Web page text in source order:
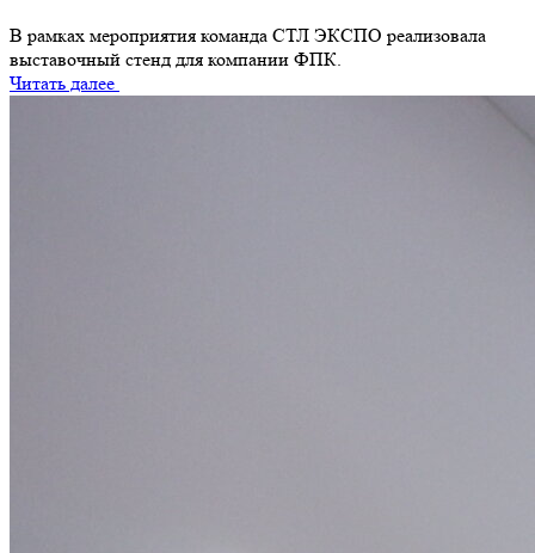
В рамках мероприятия команда СТЛ ЭКСПО реализовала
выставочный стенд для компании ФПК.
Читать далее